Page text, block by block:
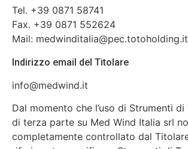
Tel. +39 0871 58741
Fax. +39 0871 552624
Mail: medwinditalia@pec.totoholding.it
Indirizzo email del Titolare
info@medwind.it
Dal momento che l’uso di Strumenti
di terza parte su Med Wind Italia srl
completamente controllato dal